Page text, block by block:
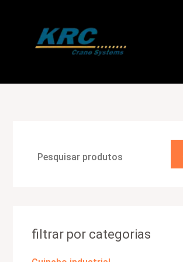
conteúdo
s
u
filtrar por categorias